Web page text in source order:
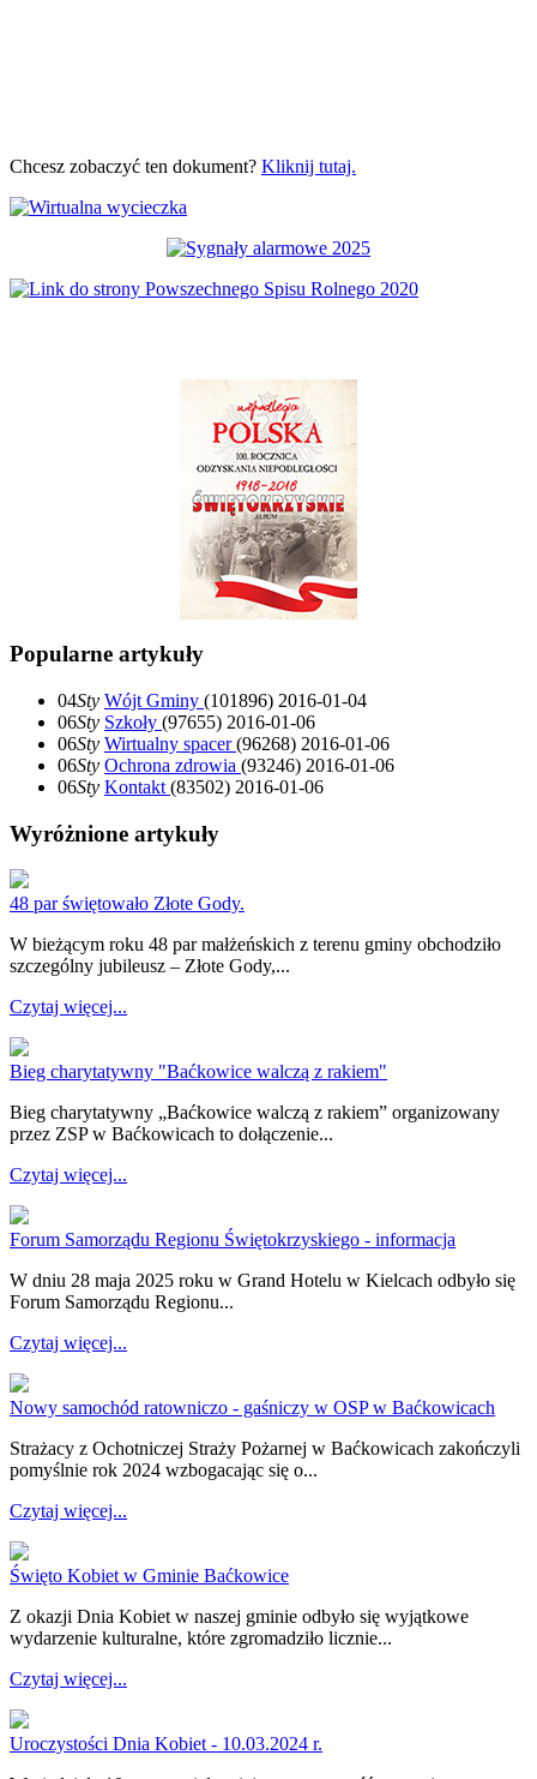
Chcesz zobaczyć ten dokument? Kliknij tutaj.
Popularne artykuły
04Sty Wójt Gminy (101896) 2016-01-04
06Sty Szkoły (97655) 2016-01-06
06Sty Wirtualny spacer(96268) 2016-01-06
06Sty Ochrona zdrowia (93246) 2016-01-06
06Sty Kontakt (83502) 2016-01-06
Wyróżnione artykuły
48 par świętowało Złote Gody.
W bieżącym roku 48 par małżeńskich z terenu gminy obchodziło
szczególny jubileusz – Złote Gody,...
Czytaj więcej...
Bieg charytatywny "Baćkowice walczą z rakiem"
Bieg charytatywny „Baćkowice walczą z rakiem” organizowany
przez ZSP w Baćkowicach to dołączenie...
Czytaj więcej...
Forum Samorządu Regionu Świętokrzyskiego - informacja
W dniu 28 maja 2025 roku w Grand Hotelu w Kielcach odbyło się
Forum Samorządu Regionu...
Czytaj więcej...
Nowy samochód ratowniczo - gaśniczy w OSP w Baćkowicach
Strażacy z Ochotniczej Straży Pożarnej w Baćkowicach zakończyli
pomyślnie rok 2024 wzbogacając się o...
Czytaj więcej...
Święto Kobiet w Gminie Baćkowice
Z okazji Dnia Kobiet w naszej gminie odbyło się wyjątkowe
wydarzenie kulturalne, które zgromadziło licznie...
Czytaj więcej...
Uroczystości Dnia Kobiet - 10.03.2024 r.